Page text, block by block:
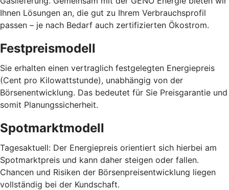
Ihnen Lösungen an, die gut zu Ihrem Verbrauchsprofil
passen – je nach Bedarf auch zertifizierten Ökostrom.
Festpreismodell
Sie erhalten einen vertraglich festgelegten Energiepreis
(Cent pro Kilowattstunde), unabhängig von der
Börsenentwicklung. Das bedeutet für Sie Preisgarantie und
somit Planungssicherheit.
Spotmarktmodell
Tagesaktuell: Der Energiepreis orientiert sich hierbei am
Spotmarktpreis und kann daher steigen oder fallen.
Chancen und Risiken der Börsenpreisentwicklung liegen
vollständig bei der Kundschaft.